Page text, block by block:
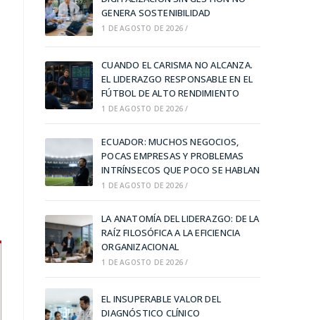
GENERA SOSTENIBILIDAD
1 DE AGOSTO DE 2026 /
CUANDO EL CARISMA NO ALCANZA.
EL LIDERAZGO RESPONSABLE EN EL
FÚTBOL DE ALTO RENDIMIENTO
1 DE AGOSTO DE 2026 /
ECUADOR: MUCHOS NEGOCIOS,
POCAS EMPRESAS Y PROBLEMAS
INTRÍNSECOS QUE POCO SE HABLAN
1 DE AGOSTO DE 2026 /
LA ANATOMÍA DEL LIDERAZGO: DE LA
RAÍZ FILOSÓFICA A LA EFICIENCIA
ORGANIZACIONAL
1 DE AGOSTO DE 2026 /
EL INSUPERABLE VALOR DEL
DIAGNÓSTICO CLÍNICO